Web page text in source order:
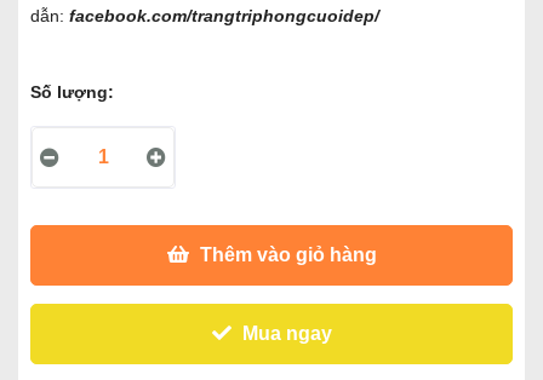
dẫn: facebook.com/trangtriphongcuoidep/
Số lượng:
Thêm vào giỏ hàng
Mua ngay